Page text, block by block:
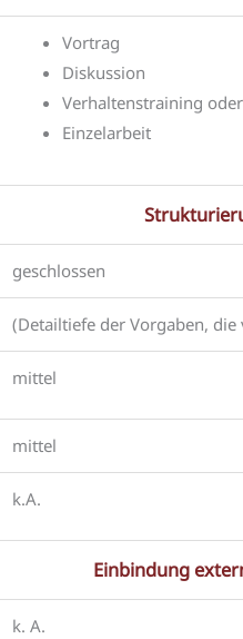
Vortrag
Diskussion
Verhaltenstraining
Einzelarbeit
geschlossen
(Detailtiefe der Vorgaben,
mittel
mittel
k.A.
Einbindung
k. A.